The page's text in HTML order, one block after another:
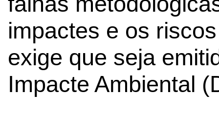
impactes e os
exige que seja
Impacte Ambiental